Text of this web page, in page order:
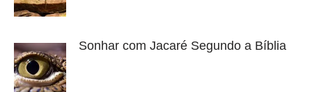
Sonhar com Jacaré Segundo a Bíblia